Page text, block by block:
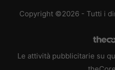
Copyright ©2026 - Tutti i
Le attività pubblicitarie su